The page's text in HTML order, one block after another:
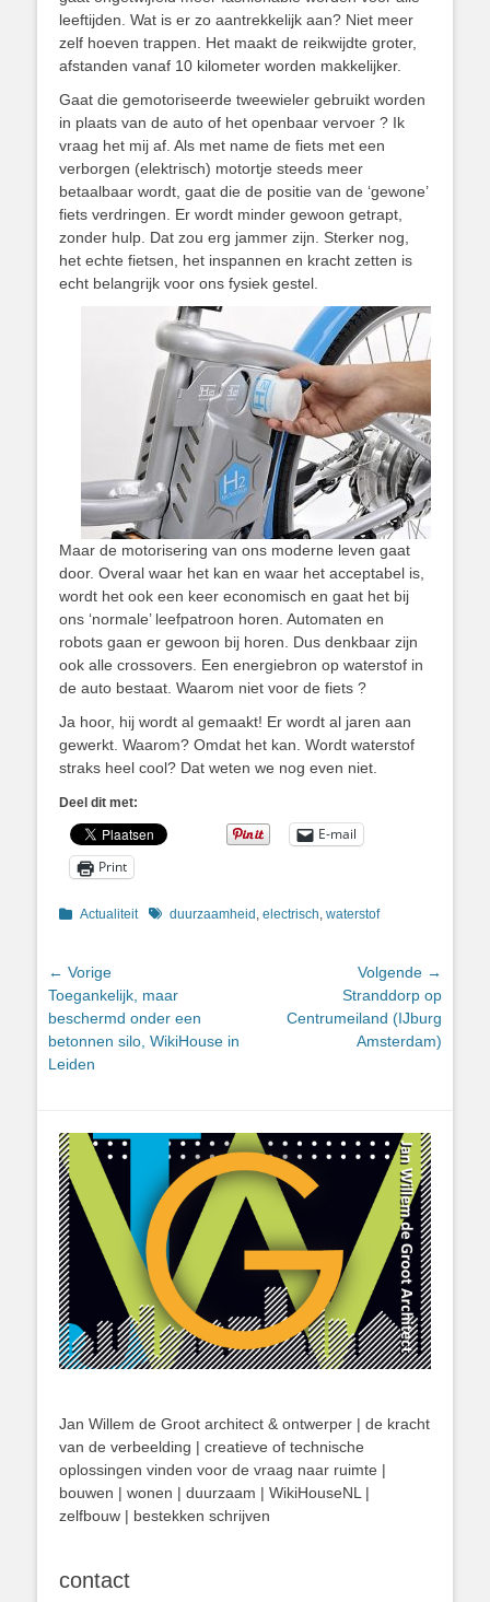
leeftijden. Wat is er zo aantrekkelijk aan? Niet meer
zelf hoeven trappen. Het maakt de reikwijdte groter,
afstanden vanaf 10 kilometer worden makkelijker.
Gaat die gemotoriseerde tweewieler gebruikt worden
in plaats van de auto of het openbaar vervoer ? Ik
vraag het mij af. Als met name de fiets met een
verborgen (elektrisch) motortje steeds meer
betaalbaar wordt, gaat die de positie van de ‘gewone’
fiets verdringen. Er wordt minder gewoon getrapt,
zonder hulp. Dat zou erg jammer zijn. Sterker nog,
het echte fietsen, het inspannen en kracht zetten is
echt belangrijk voor ons fysiek gestel.
Maar de motorisering van ons moderne leven gaat
door. Overal waar het kan en waar het acceptabel is,
wordt het ook een keer economisch en gaat het bij
ons ‘normale’ leefpatroon horen. Automaten en
robots gaan er gewoon bij horen. Dus denkbaar zijn
ook alle crossovers. Een energiebron op waterstof in
de auto bestaat. Waarom niet voor de fiets ?
Ja hoor, hij wordt al gemaakt! Er wordt al jaren aan
gewerkt. Waarom? Omdat het kan. Wordt waterstof
straks heel cool? Dat weten we nog even niet.
Deel dit met:
E-mail
Print
Categorieën
Actualiteit Tagsduurzaamheid, electrisch, waterstof
Bericht
navigatie
← Vorige
Vorig
bericht:
Toegankelijk, maar
beschermd onder een
betonnen silo, WikiHouse in
Leiden
Volgende →
bericht:
Stranddorp op
Centrumeiland (IJburg
Amsterdam)
Jan Willem de Groot architect & ontwerper | de kracht
van de verbeelding | creatieve of technische
oplossingen vinden voor de vraag naar ruimte |
bouwen | wonen | duurzaam | WikiHouseNL |
zelfbouw | bestekken schrijven
contact